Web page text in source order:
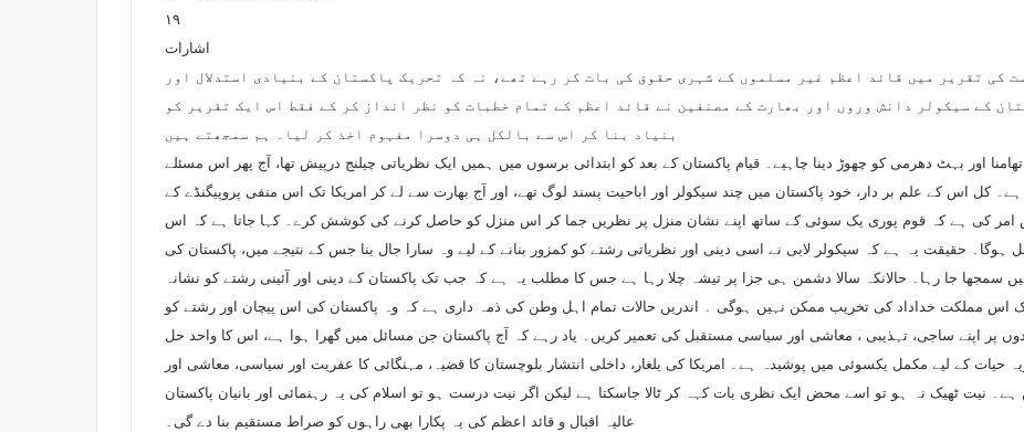
۱۹
اشارات
میں یہ وضاحت مناسب ہوگی کہ 11 اگست کی تقریر میں قائد اعظم غیر مسلموں کے شہری حقوق کی بات کر رہے تھے، نہ کہ تحریک پاکستان کے بنیادی استدلال اور
کے سیکولر دانش وروں اور بھارت کے مصنفین نے قائد اعظم کے تمام خطبات کو نظر انداز کر کے فقط اس ایک تقریر کو
بنیاد بنا کر اس سے بالکل ہی دوسرا مفہوم اخذ کر لیا۔ ہم سمجھتے ہیں
اور بہٹ دھرمی کو چھوڑ دینا چاہیے۔ قیام پاکستان کے بعد کو ابتدائی برسوں میں ہمیں ایک نظریاتی چیلنج درپیش تھا، آج پھر اس مسئلے
کل اس کے علم بر دار، خود پاکستان میں چند سیکولر اور اباحیت پسند لوگ تھے، اور آج بھارت سے لے کر امریکا تک اس منفی پروپیگنڈے کے
کی ہے کہ قوم پوری یک سوئی کے ساتھ اپنے نشان منزل پر نظریں جما کر اس منزل کو حاصل کرنے کی کوشش کرے۔ کہا جاتا ہے کہ اس
حقیقت یہ ہے کہ سیکولر لابی نے اسی دینی اور نظریاتی رشتے کو کمزور بنانے کے لیے وہ سارا جال بنا جس کے نتیجے میں، پاکستان کی
سمجھا جا رہا۔ حالانکہ سالا دشمن ہی جزا پر تیشہ چلا رہا ہے جس کا مطلب یہ ہے کہ جب تک پاکستان کے دینی اور آئینی رشتے کو نشانہ
تک اس مملکت خداداد کی تخریب ممکن نہیں ہوگی ۔ اندریں حالات تمام اہل وطن کی ذمہ داری ہے کہ وہ پاکستان کی اس پیچان اور رشتے کو
پر اپنے ساجی، تہذیبی ، معاشی اور سیاسی مستقبل کی تعمیر کریں۔ یاد رہے کہ آج پاکستان جن مسائل میں گھرا ہوا ہے، اس کا واحد حل
حیات کے لیے مکمل یکسوئی میں پوشیدہ ہے۔ امریکا کی یلغار، داخلی انتشار بلوچستان کا قضیہ، مہنگائی کا عفریت اور سیاسی، معاشی اور
نیت ٹھیک نہ ہو تو اسے محض ایک نظری بات کہہ کر ٹالا جاسکتا ہے لیکن اگر نیت درست ہو تو اسلام کی یہ رہنمائی اور بانیان پاکستان
عالیہ اقبال و قائد اعظم کی یہ پکارا بھی راہوں کو صراط مستقیم بنا دے گی۔